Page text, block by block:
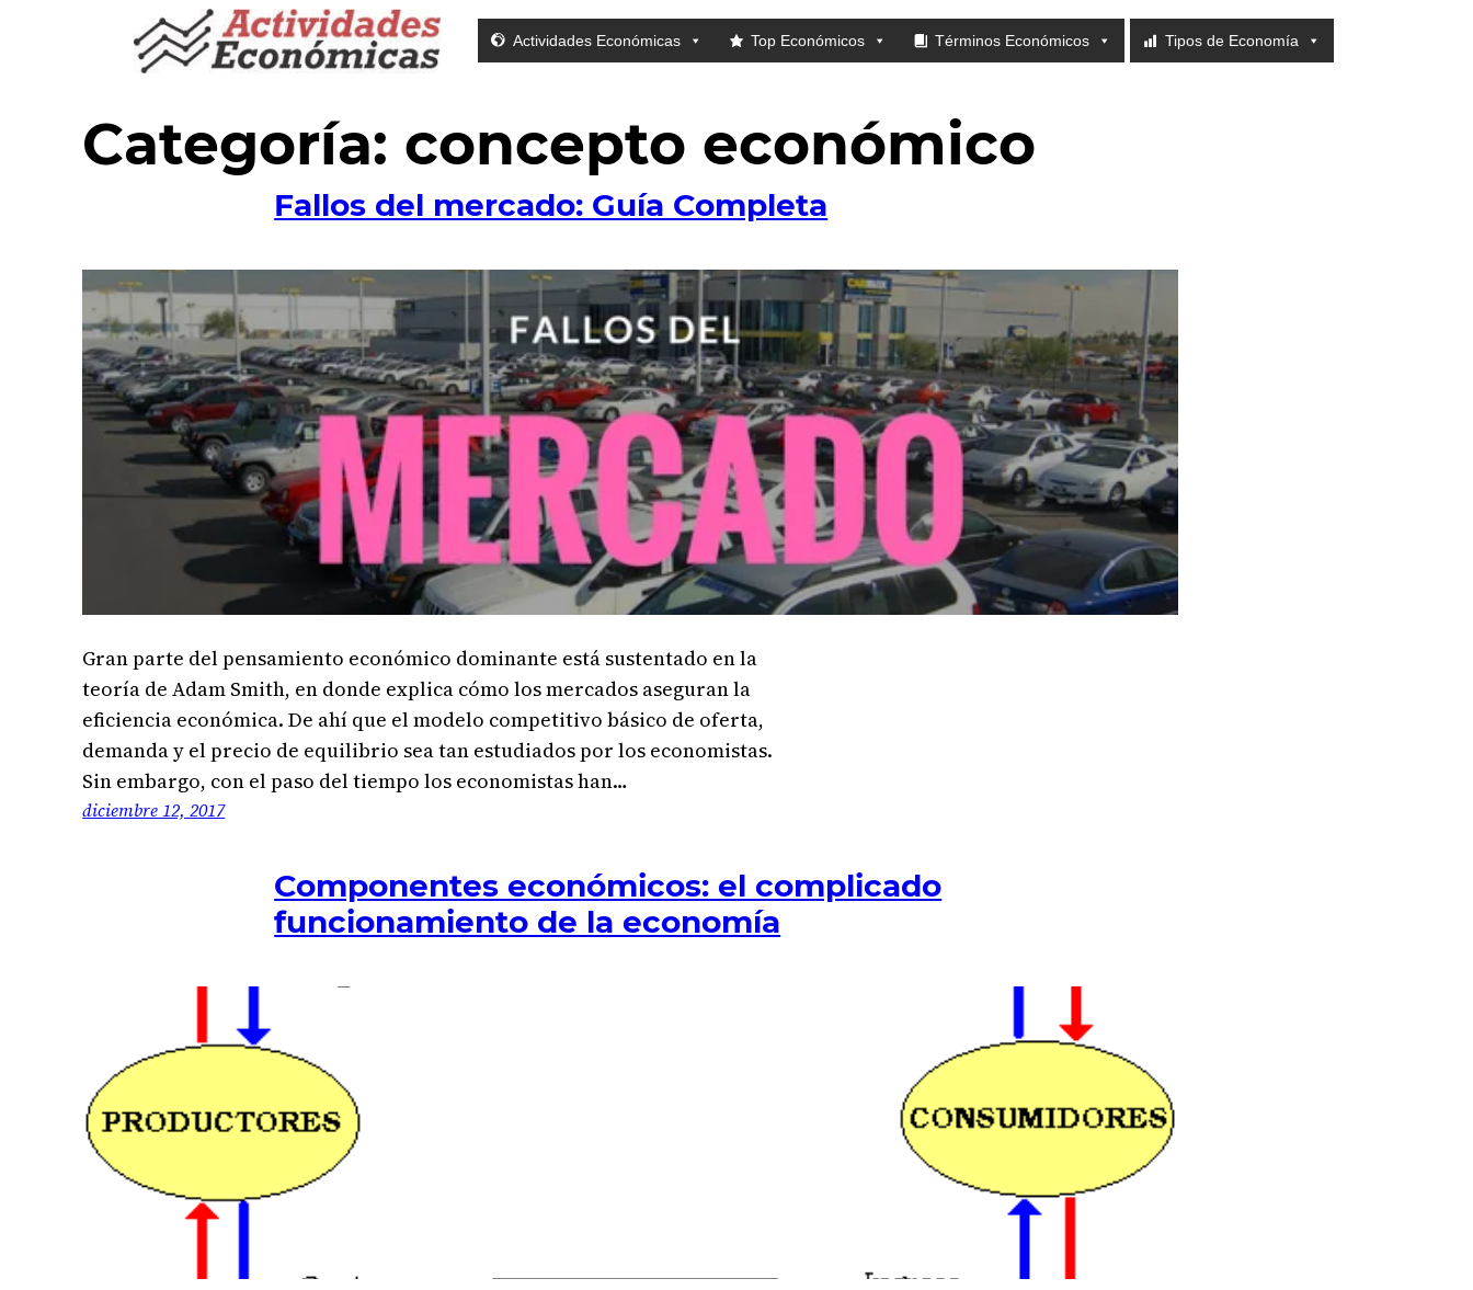
Actividades Económicas Top Económicos Términos Económicos Tipos de Economía
Categoría: concepto económico
Fallos del mercado: Guía Completa
Gran parte del pensamiento económico dominante está sustentado en la
teoría de Adam Smith, en donde explica cómo los mercados aseguran la
eficiencia económica. De ahí que el modelo competitivo básico de oferta,
demanda y el precio de equilibrio sea tan estudiados por los economistas.
Sin embargo, con el paso del tiempo los economistas han…
diciembre 12, 2017
Componentes económicos: el complicado
funcionamiento de la economía